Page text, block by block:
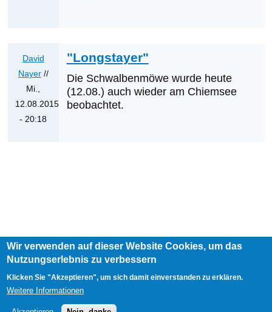
Erstnachweise
David
Nayer//
Mi.,
12.08.2015
- 20:18
"Longstayer"
Die Schwalbenmöwe wurde heute
(12.08.) auch wieder am Chiemsee
beobachtet.
Footer
menu
AGB Impressum Links
User
account
Anmelden
Wir verwenden auf dieser Website Cookies, um das
Nutzungserlebnis zu verbessern
Klicken Sie "Akzeptieren", um sich damit einverstanden zu erklären.
Weitere Informationen